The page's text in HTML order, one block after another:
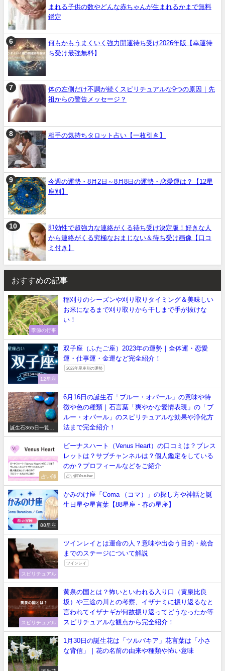
まれる子供の数やどんな赤ちゃんが生まれるかまで無料
鑑定
何もかもうまくいく強力開運待ち受け2026年版【幸運待
ち受け最強無料】
体の左側だけ不調が続くスピリチュアルな9つの原因｜先
祖からの警告メッセージ？
相手の気持ちタロット占い【一枚引き】
今週の運勢・8月2日～8月8日の運勢・恋愛運は？【12星
座別】
即効性で超強力な連絡がくる待ち受け決定版！好きな人
から連絡がくる究極なおまじない＆待ち受け画像【口コ
ミ付き】
おすすめの記事
季節の行事
稲刈りのシーズンや刈り取りタイミング＆美味しい
お米になるまで刈り取りから干しまで手が抜けな
い！
12星座
双子座（ふたご座）2023年の運勢｜全体運・恋愛
運・仕事運・金運など完全紹介！
2023年星座別の運勢
誕生石365日一覧
6月16日の誕生石「ブルー・オパール」の意味や特
徴や色の種類｜石言葉「爽やかな愛情表現」の「ブ
ルー・オパール」のスピリチュアルな効果や浄化方
法まで完全紹介！
占い師
ビーナスハート（Venus Heart）の口コミは？ブレス
レットは？サブチャンネルは？個人鑑定をしている
のか？プロフィールなどをご紹介
占い師Youtuber
88星座
かみのけ座「Coma （コマ）」の探し方や神話と誕
生日星や星言葉【88星座・春の星座】
スピリチュアル
ツインレイとは運命の人？意味や出会う目的・統合
までのステージについて解説
ツインレイ
スピリチュアル
黄泉の国とは？怖いといわれる入り口（黄泉比良
坂）や三途の川との考察、イザナミに振り返るなと
言われてイザナギが何故振り返ってどうなったか等
スピリチュアルな観点から完全紹介！
1月30日の誕生花は「ツルバキア」花言葉は「小さ
な背信」｜花の名前の由来や種類や怖い意味